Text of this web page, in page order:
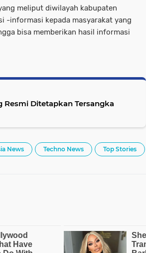
meliput diwilayah kabupaten
-informasi kepada masyarakat yang
bisa memberikan hasil informasi
Ditetapkan Tersangka
News Techno News Top Stories